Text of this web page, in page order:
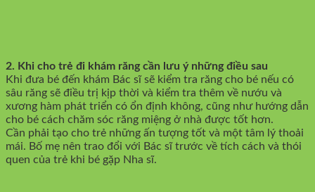
2. Khi cho trẻ đi khám răng cần lưu ý những điều sau
Khi đưa bé đến khám Bác sĩ sẽ kiểm tra răng cho bé nếu có
sâu răng sẽ điều trị kịp thời và kiểm tra thêm về nướu và
xương hàm phát triển có ổn định không, cũng như hướng dẫn
cho bé cách chăm sóc răng miệng ở nhà được tốt hơn.
Cần phải tạo cho trẻ những ấn tượng tốt và một tâm lý thoải
mái. Bố mẹ nên trao đổi với Bác sĩ trước về tích cách và thói
quen của trẻ khi bé gặp Nha sĩ.